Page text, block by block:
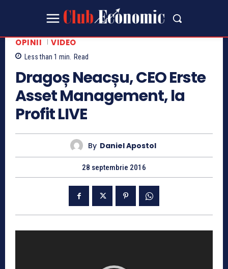
OPINII VIDEO
Less than 1 min. Read
Dragoș Neacșu, CEO Erste
Asset Management, la
Profit LIVE
By Daniel Apostol
28 septembrie 2016